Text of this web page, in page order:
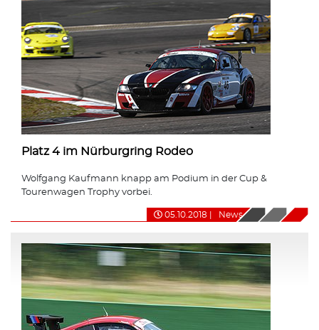
Platz 4 im Nürburgring Rodeo
Wolfgang Kaufmann knapp am Podium in der Cup &
Tourenwagen Trophy vorbei.
05.10.2018 News